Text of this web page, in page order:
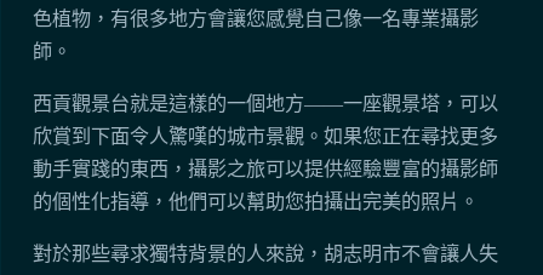
色植物，有很多地方會讓您感覺自己像一名專業攝影
師。
西貢觀景台就是這樣的一個地方——一座觀景塔，可以
欣賞到下面令人驚嘆的城市景觀。如果您正在尋找更多
動手實踐的東西，攝影之旅可以提供經驗豐富的攝影師
的個性化指導，他們可以幫助您拍攝出完美的照片。
對於那些尋求獨特背景的人來說，胡志明市不會讓人失